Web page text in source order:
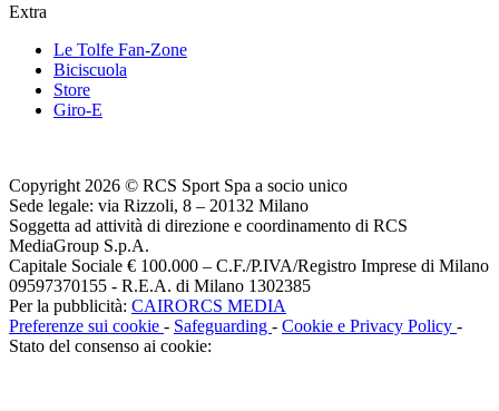
Extra
Le Tolfe Fan-Zone
Biciscuola
Store
Giro-E
Copyright 2026 © RCS Sport Spa a socio unico
Sede legale: via Rizzoli, 8 – 20132 Milano
Soggetta ad attività di direzione e coordinamento di RCS
MediaGroup S.p.A.
Capitale Sociale € 100.000 – C.F./P.IVA/Registro Imprese di Milano
09597370155 - R.E.A. di Milano 1302385
Per la pubblicità: CAIRORCS MEDIA
Preferenze sui cookie - Safeguarding - Cookie e Privacy Policy -
Stato del consenso ai cookie: